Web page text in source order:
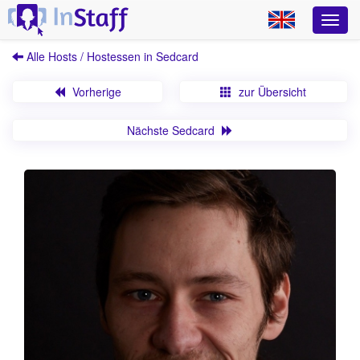
Alle Hosts / Hostessen in Sedcard
Vorherige zur Übersicht
Nächste Sedcard